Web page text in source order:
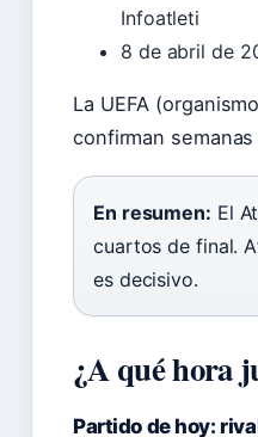
Infoatleti
8 de abril de
La UEFA
confirman
En resumen: El
cuartos de final.
es decisivo.
¿A qué hora
Partido de hoy: